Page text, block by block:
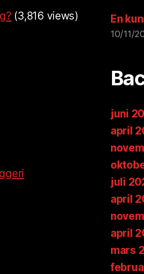
(3,816 views) En
10/11/
juni
april
juli
april
april
mars